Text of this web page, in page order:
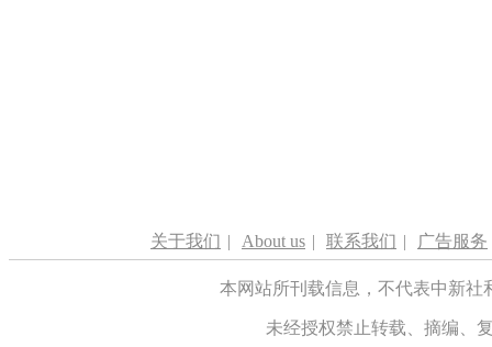
关于我们 | About us | 联系我们 | 广告服务
本网站所刊载信息，不代表中新
未经授权禁止转载、摘编、